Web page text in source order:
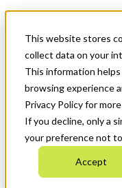
This website stores
collect data on your
This information
browsing experience
Privacy Policy for
If you decline, only a
your preference not
Accept
News & Events
Get Started
Menu
Who We Are
Strategic